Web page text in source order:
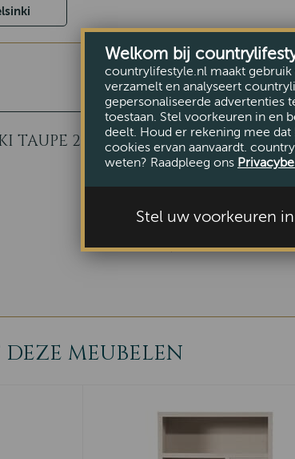
TAUPE 200 AFMETINGEN
Hoogte (cm)
Breedte (cm)
Diepte (cm)
MEUBELEN
Welkom bij
countrylifestyle.nl maakt
verzamelt en analyseert
gepersonaliseerde advertenties
toestaan. Stel voorkeuren in en
deelt. Houd er rekening mee
cookies ervan aanvaardt.
weten? Raadpleeg ons
Stel uw voorkeuren in